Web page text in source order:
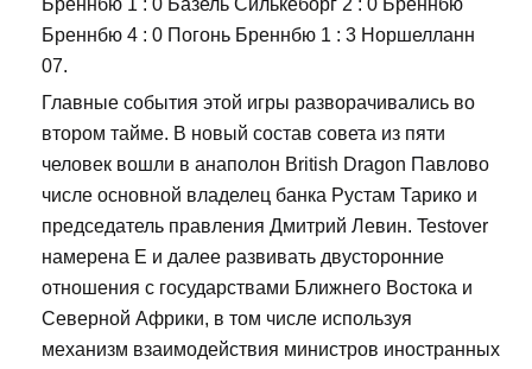
Бреннбю 1 : 0 Базель Силькеборг 2 : 0 Бреннбю
Бреннбю 4 : 0 Погонь Бреннбю 1 : 3 Норшелланн
07.
Главные события этой игры разворачивались во
втором тайме. В новый состав совета из пяти
человек вошли в анаполон British Dragon Павлово
числе основной владелец банка Рустам Тарико и
председатель правления Дмитрий Левин. Testover
намерена E и далее развивать двусторонние
отношения с государствами Ближнего Востока и
Северной Африки, в том числе используя
механизм взаимодействия министров иностранных